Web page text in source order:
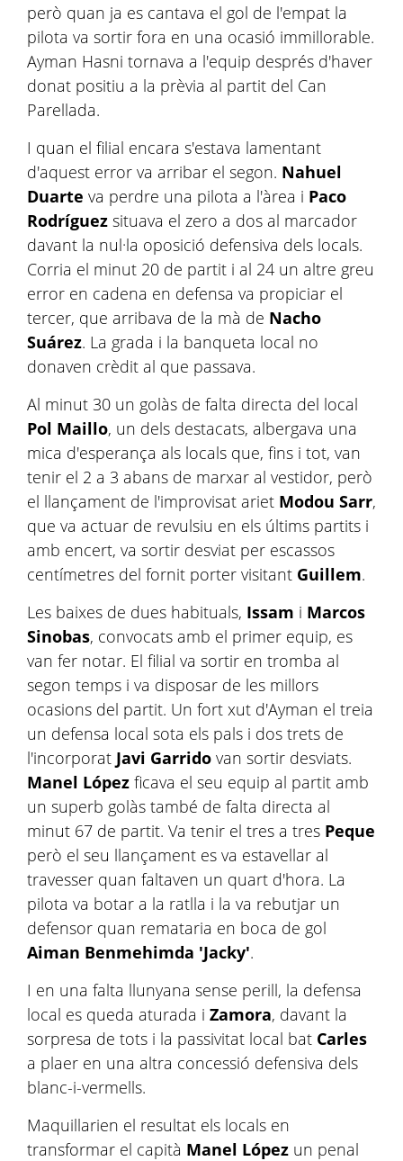
però quan ja es cantava el gol de l'empat la
pilota va sortir fora en una ocasió immillorable.
Ayman Hasni tornava a l'equip després d'haver
donat positiu a la prèvia al partit del Can
Parellada.
I quan el filial encara s'estava lamentant
d'aquest error va arribar el segon. Nahuel
Duarte va perdre una pilota a l'àrea i Paco
Rodríguez situava el zero a dos al marcador
davant la nul·la oposició defensiva dels locals.
Corria el minut 20 de partit i al 24 un altre greu
error en cadena en defensa va propiciar el
tercer, que arribava de la mà de Nacho
Suárez. La grada i la banqueta local no
donaven crèdit al que passava.
Al minut 30 un golàs de falta directa del local
Pol Maillo, un dels destacats, albergava una
mica d'esperança als locals que, fins i tot, van
tenir el 2 a 3 abans de marxar al vestidor, però
el llançament de l'improvisat ariet Modou Sarr,
que va actuar de revulsiu en els últims partits i
amb encert, va sortir desviat per escassos
centímetres del fornit porter visitant Guillem.
Les baixes de dues habituals, Issam i Marcos
Sinobas, convocats amb el primer equip, es
van fer notar. El filial va sortir en tromba al
segon temps i va disposar de les millors
ocasions del partit. Un fort xut d'Ayman el treia
un defensa local sota els pals i dos trets de
l'incorporat Javi Garrido van sortir desviats.
Manel López ficava el seu equip al partit amb
un superb golàs també de falta directa al
minut 67 de partit. Va tenir el tres a tres Peque
però el seu llançament es va estavellar al
travesser quan faltaven un quart d'hora. La
pilota va botar a la ratlla i la va rebutjar un
defensor quan remataria en boca de gol
Aiman ​​Benmehimda 'Jacky'.
I en una falta llunyana sense perill, la defensa
local es queda aturada i Zamora, davant la
sorpresa de tots i la passivitat local bat Carles
a plaer en una altra concessió defensiva dels
blanc-i-vermells.
Maquillarien el resultat els locals en
transformar el capità Manel López un penal